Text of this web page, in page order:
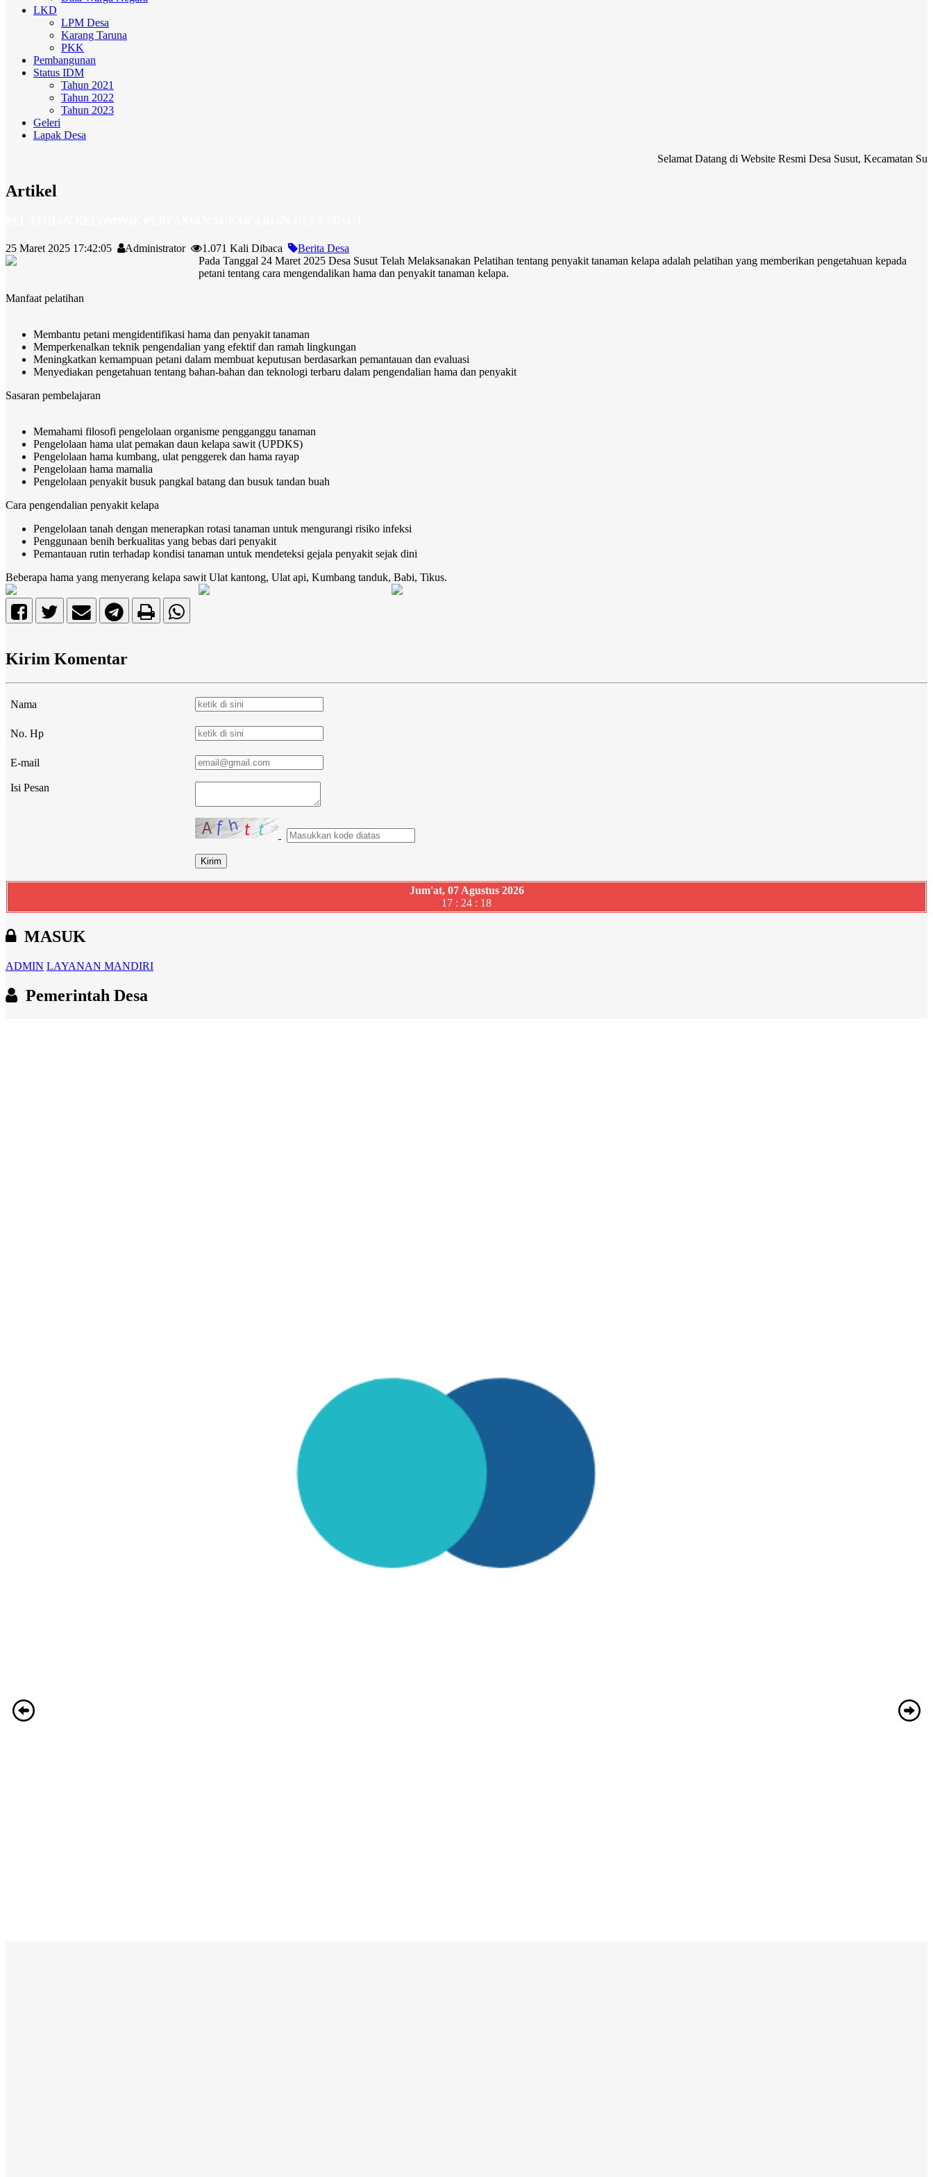
LKD
LPM Desa
Karang Taruna
PKK
Pembangunan
Status IDM
Tahun 2021
Tahun 2022
Tahun 2023
Geleri
Lapak Desa
Selamat Datang di Website Resmi Desa Susut, Kecamatan Susut,
Artikel
25 Maret 2025 17:42:05 Administrator 1.071 Kali Dibaca
Berita Desa
Pada Tanggal 24 Maret 2025 Desa Susut Telah Melaksanakan Pelatihan tentang penyakit tanaman kelapa adalah pelatihan yang memberikan pengetahuan kepada
petani tentang cara mengendalikan hama dan penyakit tanaman kelapa.
Manfaat pelatihan
Membantu petani mengidentifikasi hama dan penyakit tanaman
Memperkenalkan teknik pengendalian yang efektif dan ramah lingkungan
Meningkatkan kemampuan petani dalam membuat keputusan berdasarkan pemantauan dan evaluasi
Menyediakan pengetahuan tentang bahan-bahan dan teknologi terbaru dalam pengendalian hama dan penyakit
Sasaran pembelajaran
Memahami filosofi pengelolaan organisme pengganggu tanaman
Pengelolaan hama ulat pemakan daun kelapa sawit (UPDKS)
Pengelolaan hama kumbang, ulat penggerek dan hama rayap
Pengelolaan hama mamalia
Pengelolaan penyakit busuk pangkal batang dan busuk tandan buah
Cara pengendalian penyakit kelapa
Pengelolaan tanah dengan menerapkan rotasi tanaman untuk mengurangi risiko infeksi
Penggunaan benih berkualitas yang bebas dari penyakit
Pemantauan rutin terhadap kondisi tanaman untuk mendeteksi gejala penyakit sejak dini
Beberapa hama yang menyerang kelapa sawitUlat kantong, Ulat api, Kumbang tanduk, Babi, Tikus.
Kirim Komentar
Nama
No. Hp
E-mail
Isi Pesan
Jum'at, 07 Agustus 2026
17 : 24 : 19
MASUK
ADMIN LAYANAN MANDIRI
Pemerintah Desa